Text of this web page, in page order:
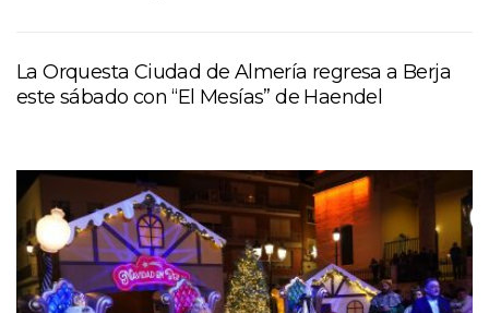
La Orquesta Ciudad de Almería regresa a Berja
este sábado con “El Mesías” de Haendel